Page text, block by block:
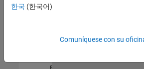
Senior Software Program Manager
Senior
US-MA-Natick|
한국 (한국어)
Comuníquese con su